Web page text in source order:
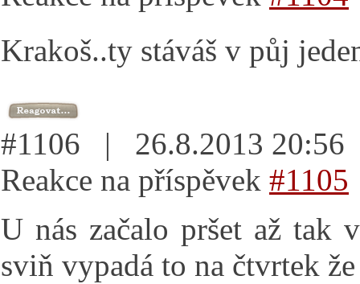
Krakoš..ty stáváš v půj
#1106 | 26.8.2013
Reakce na příspěvek #1105
U nás začalo pršet až tak
sviň vypadá to na čtvrtek